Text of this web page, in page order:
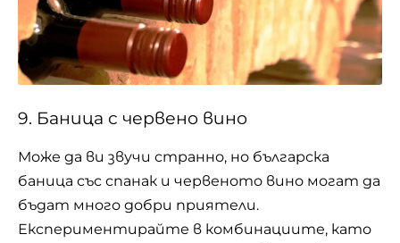
9. Баница с червено вино
Може да ви звучи странно, но българска
баница със спанак и червеното вино могат да
бъдат много добри приятели.
Експериментирайте в комбинациите, като